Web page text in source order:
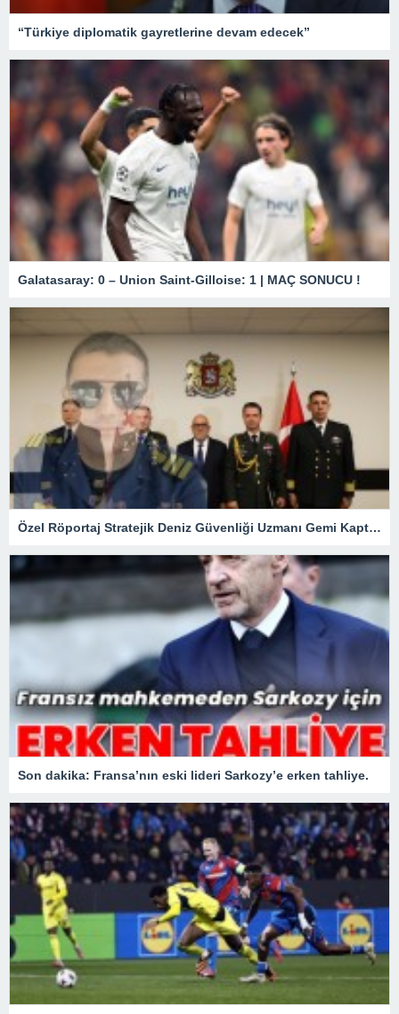
“Türkiye diplomatik gayretlerine devam edecek”
Galatasaray: 0 – Union Saint-Gilloise: 1 | MAÇ SONUCU !
Özel Röportaj Stratejik Deniz Güvenliği Uzmanı Gemi Kaptanı Şahin Avşar ile Konuştuk? “Karadeniz’de yeni bir güvenlik mimarisi mi doğuyor?
Son dakika: Fransa’nın eski lideri Sarkozy’e erken tahliye.